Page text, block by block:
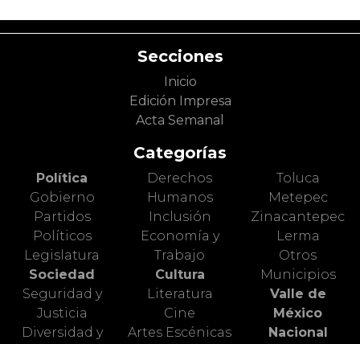
Secciones
Inicio
Edición Impresa
Acta Semanal
Categorías
Política
Gobierno
Partidos
Políticos
Legislatura
Sociedad
Seguridad y
Justicia
Diversidad y
Derechos
Humanos
Inclusión
Economía y
Trabajo
Cultura
Literatura
Cine
Artes Escénicas
Toluca
Metepec
Zinacantepec
Lerma
Otros
Municipios
Valle de
México
Nacional